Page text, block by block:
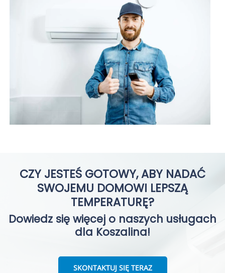
CZY JESTEŚ GOTOWY, ABY NADAĆ
SWOJEMU DOMOWI LEPSZĄ
TEMPERATURĘ?
Dowiedz się więcej o naszych usługach
dla Koszalina!
SKONTAKTUJ SIĘ TERAZ